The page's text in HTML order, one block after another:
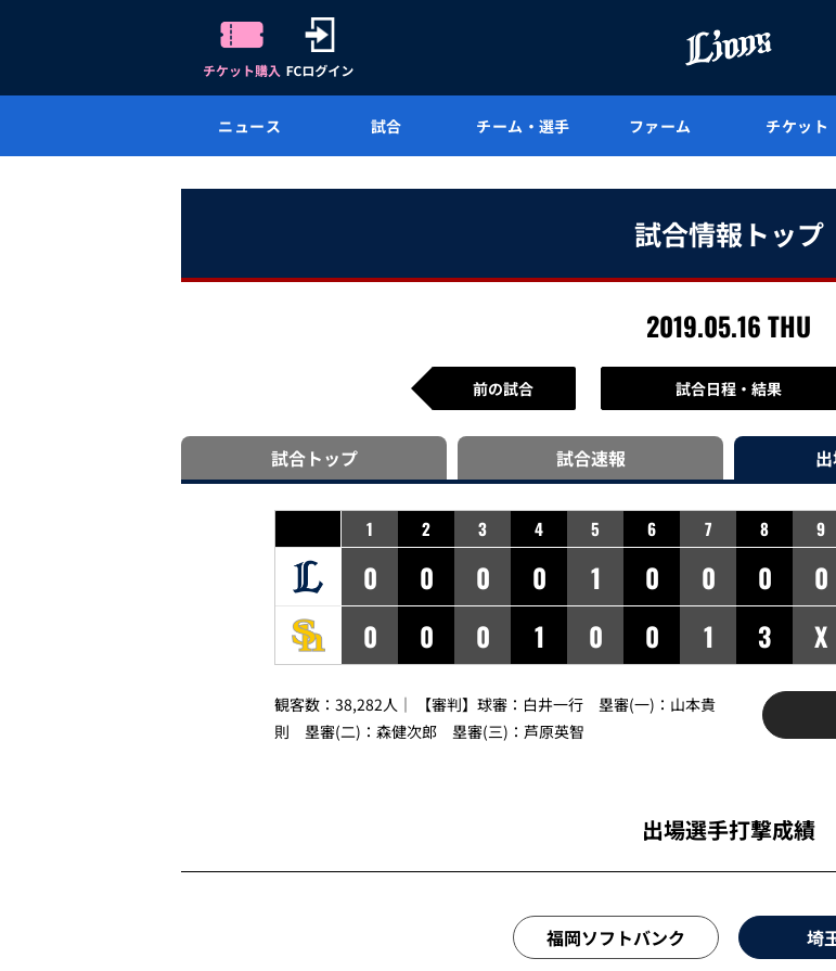
ニュース 試合 チーム・選手 ファーム チケット
試合情報トップ
2019.05.16 THU
前の試合 試合日程・結果
試合トップ 試合速報
1 2 3 4 5 6 7 8 9
0 0 0 0 1 0 0 0
0
0
0 0 1 0 0 1 3 X
観客数：38,282人｜ 【審判】球審： 白井一行 塁審(一)： 山本貴
則 塁審(二)： 森健次郎 塁審(三)： 芦原英智
出場選手打撃成績
福岡ソフトバンク 埼